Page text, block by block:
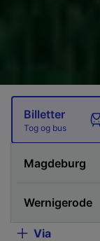
Billetter
Tog og bus
Via